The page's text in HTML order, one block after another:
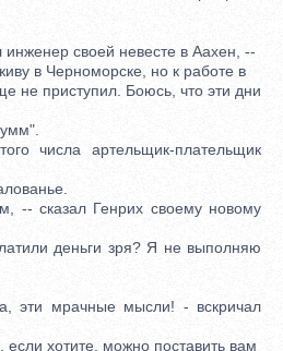
своей невесте в Аахен, --
в Черноморске, но к работе в
не приступил. Боюсь, что эти дни
числа артельщик-плательщик
сказал Генрих своему новому
деньги зря? Я не выполняю
мрачные мысли! - вскричал
хотите, можно поставить вам